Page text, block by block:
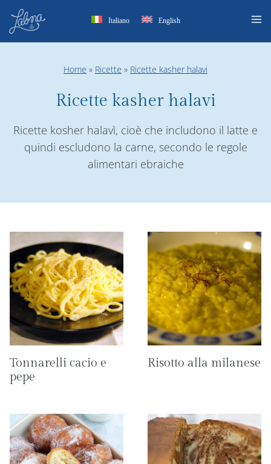
Salta
contenuto
Italiano English
Home » Ricette » Ricette kasher halavi
Ricette kasher halavi
Ricette kosher halavì, cioè che includono il latte e
quindi escludono la carne, secondo le regole
alimentari ebraiche
Tonnarelli cacio e
pepe
Risotto alla milanese